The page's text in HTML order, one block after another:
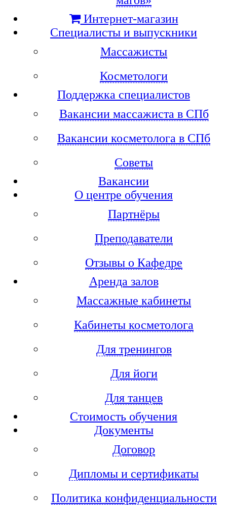
Интернет-магазин
Специалисты и выпускники
Массажисты
Косметологи
Поддержка специалистов
Вакансии массажиста в СПб
Вакансии косметолога в СПб
Советы
Вакансии
О центре обучения
Партнёры
Преподаватели
Отзывы о Кафедре
Аренда залов
Массажные кабинеты
Кабинеты косметолога
Для тренингов
Для йоги
Для танцев
Стоимость обучения
Документы
Договор
Дипломы и сертификаты
Политика конфиденциальности